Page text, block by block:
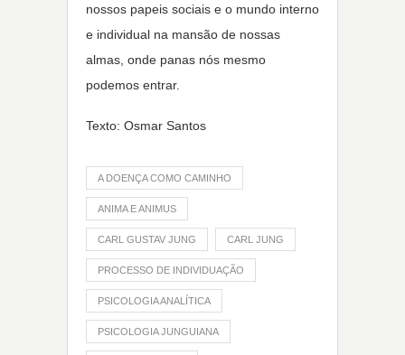
nossos papeis sociais e o mundo interno
e individual na mansão de nossas
almas, onde panas nós mesmo
podemos entrar.
Texto: Osmar Santos
A DOENÇA COMO CAMINHO
ANIMA E ANIMUS
CARL GUSTAV JUNG CARL JUNG
PROCESSO DE INDIVIDUAÇÃO
PSICOLOGIA ANALÍTICA
PSICOLOGIA JUNGUIANA